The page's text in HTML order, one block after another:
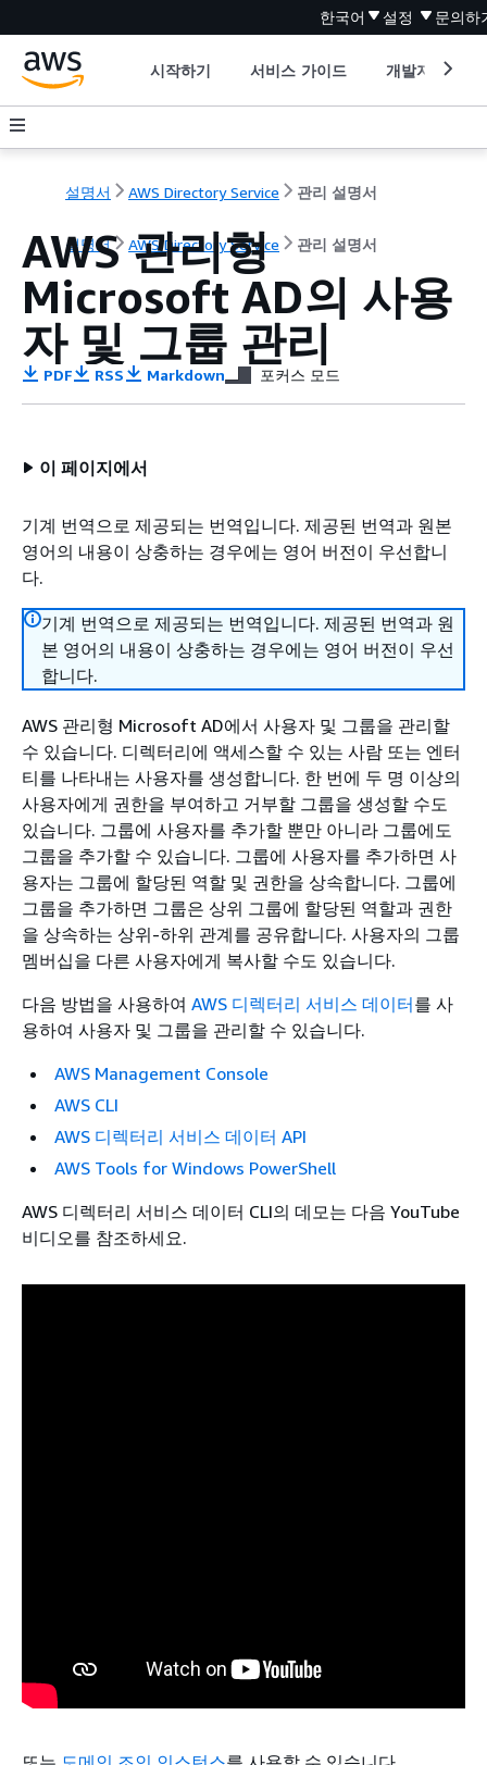
한국어 설정 문의하
시작하기 서비스 가이드 개발자 도구
설명서 AWS Directory Service 관리 설명서
설명서 AWS Directory Service 관리 설명서
AWS 관리형
Microsoft AD의 사용
자 및 그룹 관리
PDF RSS Markdown 포커스 모드
이 페이지에서
기계 번역으로 제공되는 번역입니다. 제공된 번역과 원본
영어의 내용이 상충하는 경우에는 영어 버전이 우선합니
다.
기계 번역으로 제공되는 번역입니다. 제공된 번역과 원
본 영어의 내용이 상충하는 경우에는 영어 버전이 우선
합니다.
AWS 관리형 Microsoft AD에서 사용자 및 그룹을 관리할
수 있습니다. 디렉터리에 액세스할 수 있는 사람 또는 엔터
티를 나타내는 사용자를 생성합니다. 한 번에 두 명 이상의
사용자에게 권한을 부여하고 거부할 그룹을 생성할 수도
있습니다. 그룹에 사용자를 추가할 뿐만 아니라 그룹에도
그룹을 추가할 수 있습니다. 그룹에 사용자를 추가하면 사
용자는 그룹에 할당된 역할 및 권한을 상속합니다. 그룹에
그룹을 추가하면 그룹은 상위 그룹에 할당된 역할과 권한
을 상속하는 상위-하위 관계를 공유합니다. 사용자의 그룹
멤버십을 다른 사용자에게 복사할 수도 있습니다.
다음 방법을 사용하여 AWS 디렉터리 서비스 데이터를 사
용하여 사용자 및 그룹을 관리할 수 있습니다.
AWS Management Console
AWS CLI
AWS 디렉터리 서비스 데이터 API
AWS Tools for Windows PowerShell
AWS 디렉터리 서비스 데이터 CLI의 데모는 다음 YouTube
비디오를 참조하세요.